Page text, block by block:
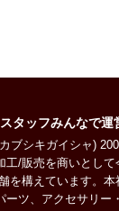
タッフみんなで運
ブシキガイシャ)
工/販売を商いとして
を構えています。本
ーツ、アクセサリー